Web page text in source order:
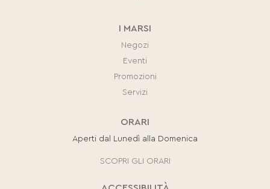
I MARSI
Negozi
Eventi
Promozioni
Servizi
ORARI
Aperti dal Lunedì alla Domenica
SCOPRI GLI ORARI